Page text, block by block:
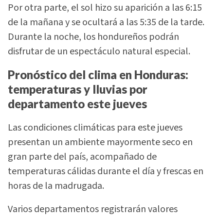
Por otra parte, el sol hizo su aparición a las 6:15
de la mañana y se ocultará a las 5:35 de la tarde.
Durante la noche, los hondureños podrán
disfrutar de un espectáculo natural especial.
Pronóstico del clima en Honduras:
temperaturas y lluvias por
departamento este jueves
Las condiciones climáticas para este jueves
presentan un ambiente mayormente seco en
gran parte del país, acompañado de
temperaturas cálidas durante el día y frescas en
horas de la madrugada.
Varios departamentos registrarán valores